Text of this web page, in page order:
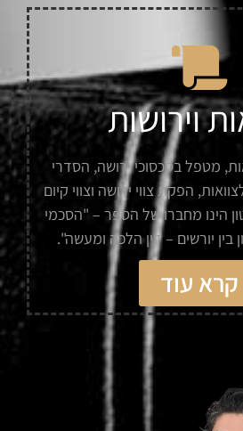
וירושות
מטפל בסכסוכי ירושה, הסדרי
הפקת צווי ירושה וצווי קיום
הינו מחברו של הספר – "הסכמי
בין יורשים – דין הלכה ומעשה".
קרא עוד